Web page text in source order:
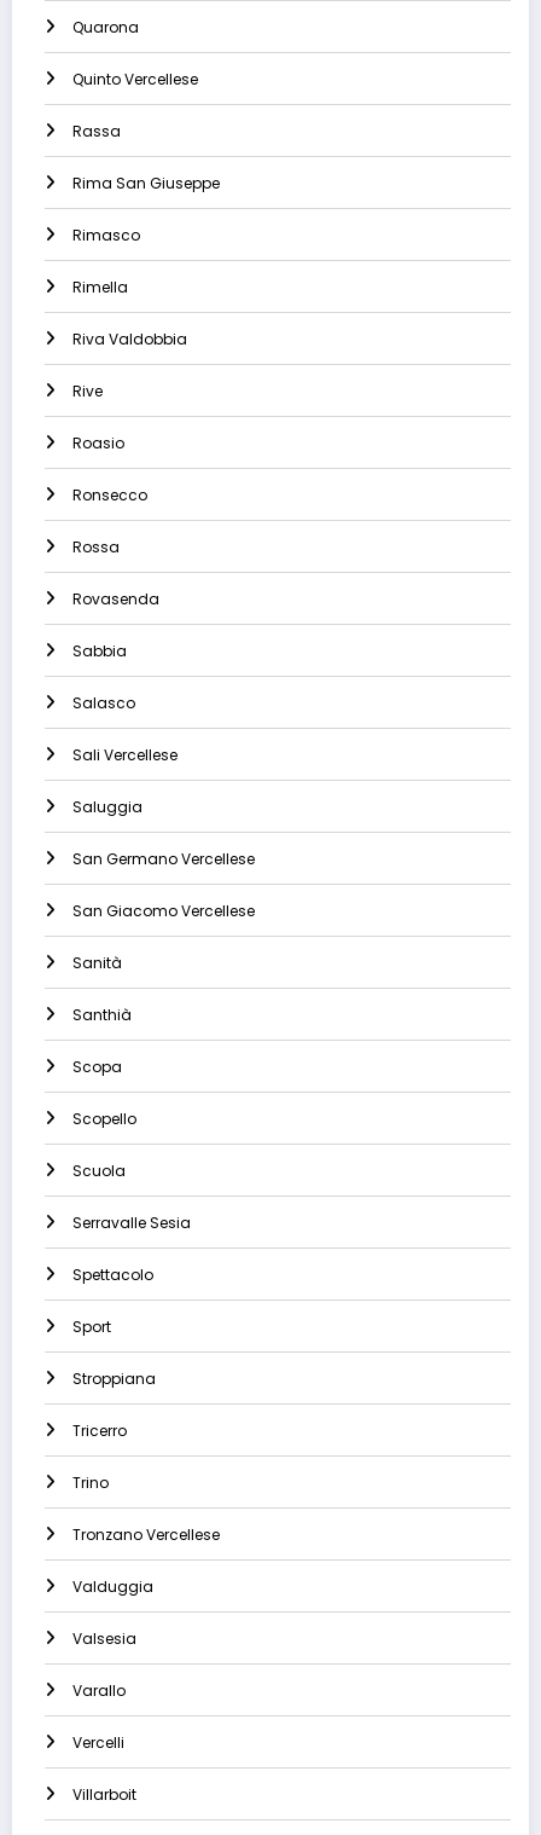
Quarona
Quinto Vercellese
Rassa
Rima San Giuseppe
Rimasco
Rimella
Riva Valdobbia
Rive
Roasio
Ronsecco
Rossa
Rovasenda
Sabbia
Salasco
Sali Vercellese
Saluggia
San Germano Vercellese
San Giacomo Vercellese
Sanità
Santhià
Scopa
Scopello
Scuola
Serravalle Sesia
Spettacolo
Sport
Stroppiana
Tricerro
Trino
Tronzano Vercellese
Valduggia
Valsesia
Varallo
Vercelli
Villarboit